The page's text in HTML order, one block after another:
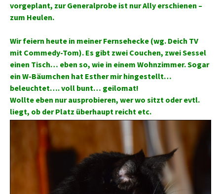
vorgeplant, zur Generalprobe ist nur Ally erschienen –
zum Heulen.
Wir feiern heute in meiner Fernsehecke (wg. Deich TV
mit Commedy-Tom). Es gibt zwei Couchen, zwei Sessel
einen Tisch… eben so, wie in einem Wohnzimmer. Sogar
ein W-Bäumchen hat Esther mir hingestellt…
beleuchtet…. voll bunt… geilomat!
Wollte eben nur ausprobieren, wer wo sitzt oder evtl.
liegt, ob der Platz überhaupt reicht etc.